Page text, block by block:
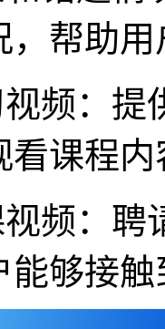
，帮助
频：
看课程
频：聘
能够接